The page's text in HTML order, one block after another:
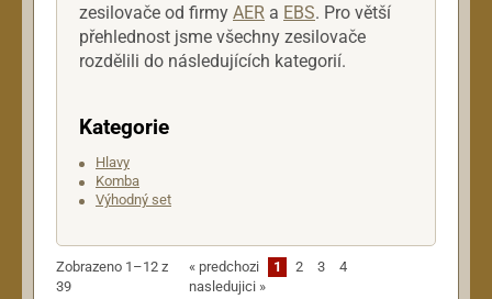
zesilovače od firmy AER a EBS. Pro větší
přehlednost jsme všechny zesilovače
rozdělili do následujících kategorií.
Kategorie
Hlavy
Komba
Výhodný set
Zobrazeno 1–12 z
39
« predchozi 1 2 3
4
nasledujici»
Sluchátka
Snímače a elektroniky
Akustické kytary
Baskytary
Elektrické kytary
Komba
Výhodný set